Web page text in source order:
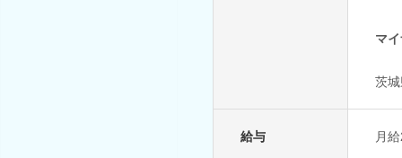
マ
茨
給与 月